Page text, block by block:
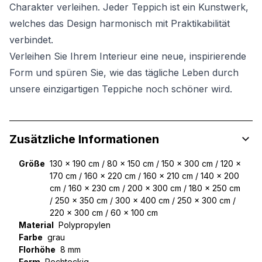
Charakter verleihen. Jeder Teppich ist ein Kunstwerk,
welches das Design harmonisch mit Praktikabilität
verbindet.
Verleihen Sie Ihrem Interieur eine neue, inspirierende
Form und spüren Sie, wie das tägliche Leben durch
unsere einzigartigen Teppiche noch schöner wird.
Zusätzliche Informationen
Größe 130 x 190 cm / 80 x 150 cm / 150 x 300 cm / 120 x
170 cm / 160 x 220 cm / 160 x 210 cm / 140 x 200
cm / 160 x 230 cm / 200 x 300 cm / 180 x 250 cm
/ 250 x 350 cm / 300 x 400 cm / 250 x 300 cm /
220 x 300 cm / 60 x 100 cm
Material Polypropylen
Farbe grau
Florhöhe 8 mm